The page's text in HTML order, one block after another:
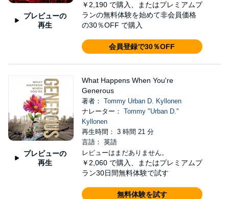
プレビューの
再生
￥2,190 で購入、またはプレミアムプ
ランの無料体験を始めて非会員価格
の30％OFF で購入
会員登録で30％OFF
プレビューの
再生
What Happens When You're
Generous
著者： Tommy Urban D. Kyllonen
ナレーター： Tommy "Urban D."
Kyllonen
再生時間： 3 時間 21 分
言語： 英語
レビューはまだありません。
￥2,060 で購入、またはプレミアムプ
ラン30日間無料体験で試す
無料体験を試す